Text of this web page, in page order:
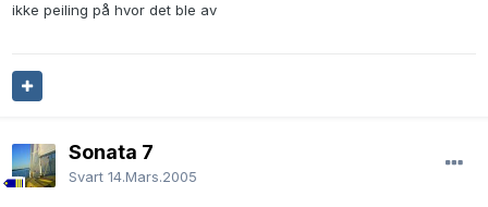
ikke peiling på hvor det ble av
Sonata 7
Svart 14.Mars.2005